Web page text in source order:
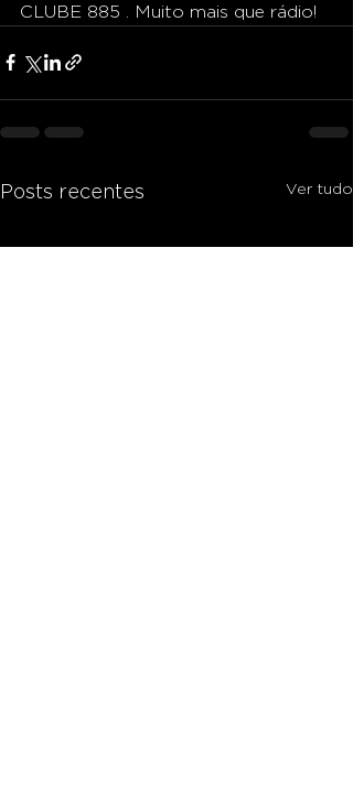
CLUBE 885 . Muito mais que rádio!
Posts recentes Ver tudo